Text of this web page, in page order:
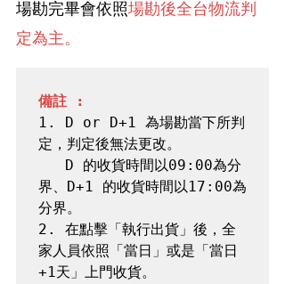
場勘完畢會依照場勘後全台物流判
定為主。
備註 :
1. D or D+1 為場勘當下所判
D 的收貨時間以09:00為分
界、D+1 的收貨時間以17:00為
分界。
2. 在點擊「執行出貨」後，全
家人員依照「當日」或是「當日